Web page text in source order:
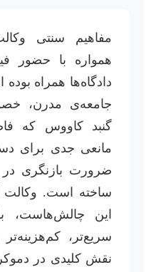
مفاهیم سنتی
همواره با حضور
دادگاه‌ها همراه
جامعه‌ی مدرن،
گنبد کاووس که
مانعی جدی برای
ضرورت بازنگری در
ساخته است. وکالت
این چالش‌هاست،
سریع‌تر،
نقش کلیدی در